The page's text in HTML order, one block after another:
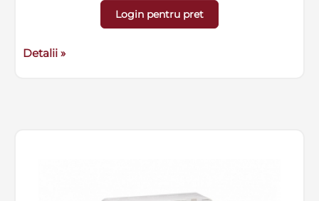
Login pentru pret
Detalii »